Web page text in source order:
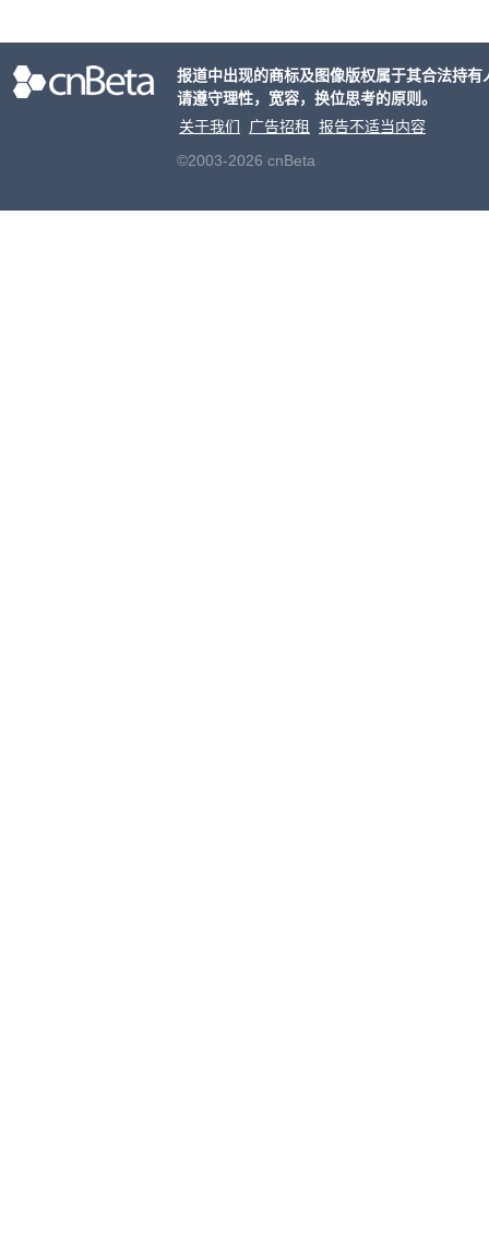
报道中出现的商标及图像版权属于其合法持
请遵守理性，宽容，换位思考的原则。
关于我们
广告招租
报告不适当内容
©2003-2026 cnBeta